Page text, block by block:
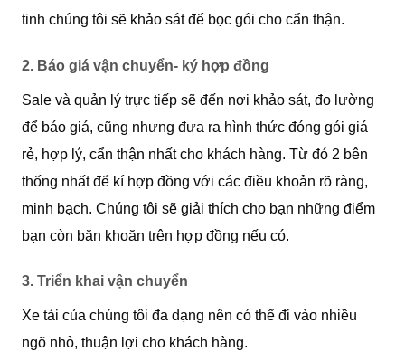
tinh chúng tôi sẽ khảo sát để bọc gói cho cẩn thận.
2. Báo giá vận chuyển- ký hợp đồng
Sale và quản lý trực tiếp sẽ đến nơi khảo sát, đo lường
để báo giá, cũng nhưng đưa ra hình thức đóng gói giá
rẻ, hợp lý, cẩn thận nhất cho khách hàng. Từ đó 2 bên
thống nhất để kí hợp đồng với các điều khoản rõ ràng,
minh bạch. Chúng tôi sẽ giải thích cho bạn những điểm
bạn còn băn khoăn trên hợp đồng nếu có.
3. Triển khai vận chuyển
Xe tải của chúng tôi đa dạng nên có thể đi vào nhiều
ngõ nhỏ, thuận lợi cho khách hàng.